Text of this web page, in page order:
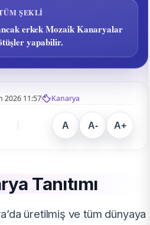
ŞEKLI
erkek Mozaik Kanaryalar
yapabilir.
2026 11:57 Kanarya
A A- A+
Tanıtımı
üretilmiş ve tüm dünyaya